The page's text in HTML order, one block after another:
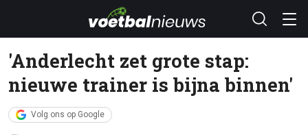
'Anderlecht zet grote stap:
nieuwe trainer is bijna binnen'
Volg ons op Google